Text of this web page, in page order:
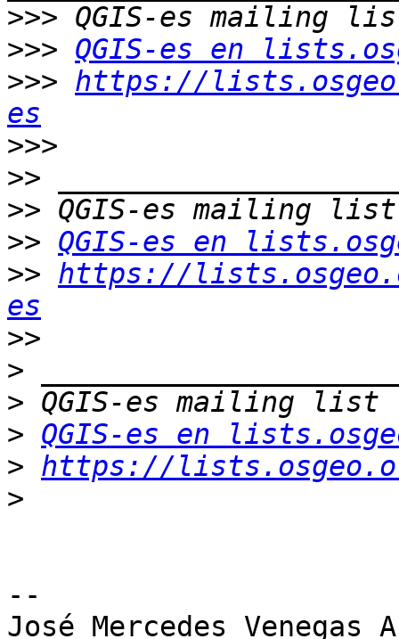
>>>
>>> QGIS-es en
>>> https://
es
>>>
>>
>>
>> QGIS-es en
>> https://
es
>>
>
>
> QGIS-es en
> https://
>
--
José Mercedes Venegas